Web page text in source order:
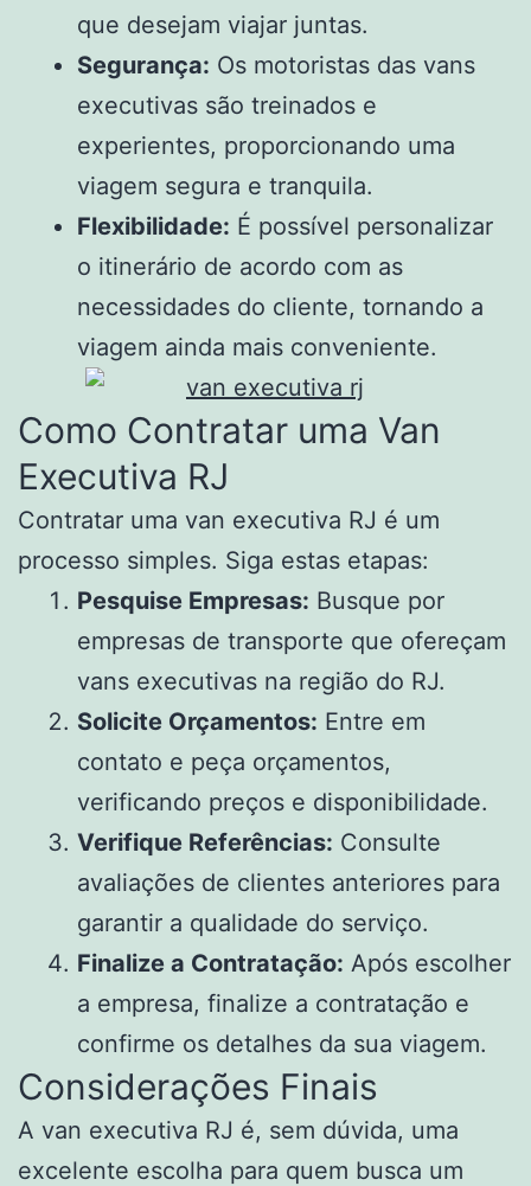
que desejam viajar juntas.
Segurança: Os motoristas das vans
executivas são treinados e
experientes, proporcionando uma
viagem segura e tranquila.
Flexibilidade: É possível personalizar
o itinerário de acordo com as
necessidades do cliente, tornando a
viagem ainda mais conveniente.
Como Contratar uma Van
Executiva RJ
Contratar uma van executiva RJ é um
processo simples. Siga estas etapas:
Pesquise Empresas: Busque por
empresas de transporte que ofereçam
vans executivas na região do RJ.
Solicite Orçamentos: Entre em
contato e peça orçamentos,
verificando preços e disponibilidade.
Verifique Referências: Consulte
avaliações de clientes anteriores para
garantir a qualidade do serviço.
Finalize a Contratação: Após escolher
a empresa, finalize a contratação e
confirme os detalhes da sua viagem.
Considerações Finais
A van executiva RJ é, sem dúvida, uma
excelente escolha para quem busca um